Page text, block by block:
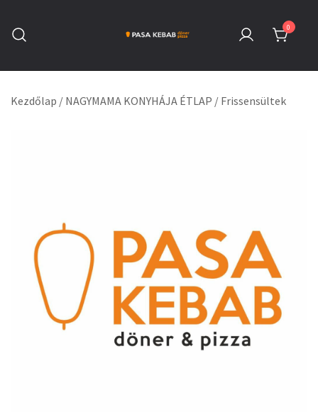
content
0
Kezdőlap / NAGYMAMA KONYHÁJA ÉTLAP / Frissensültek